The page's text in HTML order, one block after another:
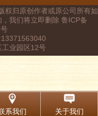
权归原创作者或原公司所有如
我们将立即删除 鲁ICP备
业园区12号
系我们 关于我们